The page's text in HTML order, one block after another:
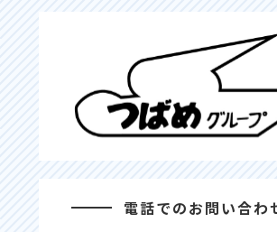
電話でのお問い合わ